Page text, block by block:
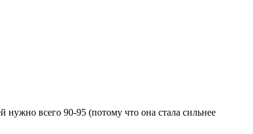
нужно всего 90-95 (потому что она стала сильнее